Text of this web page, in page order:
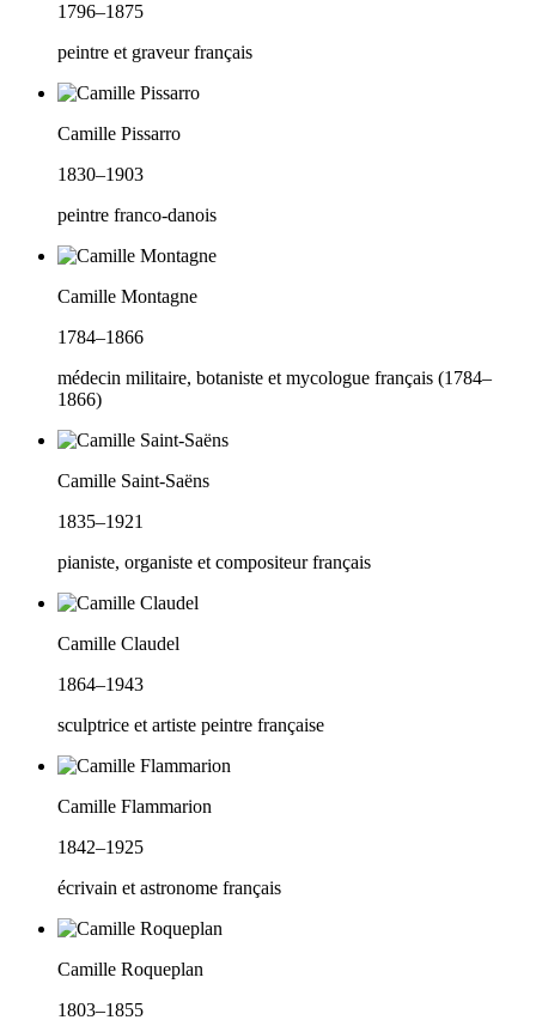
1796–1875
peintre et graveur français
Camille Pissarro
1830–1903
peintre franco-danois
Camille Montagne
1784–1866
médecin militaire, botaniste et mycologue français (1784–
1866)
Camille Saint-Saëns
1835–1921
pianiste, organiste et compositeur français
Camille Claudel
1864–1943
sculptrice et artiste peintre française
Camille Flammarion
1842–1925
écrivain et astronome français
Camille Roqueplan
1803–1855